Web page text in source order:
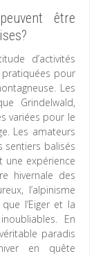
être
d’activités
pratiquées pour
Les
Grindelwald,
variées pour le
Les amateurs
sentiers balisés
une expérience
hivernale des
l’alpinisme
l’Eiger et la
En
paradis
en quête